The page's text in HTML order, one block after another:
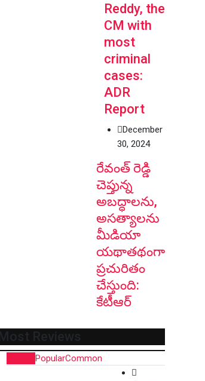
Reddy, the
CM with
most
criminal
cases:
ADR
Report
December
30, 2024
రేవంత్ రెడ్డి
చెప్తున్న
అబద్ధాలను,
అసత్యాలను
మీడియా
యథాతథంగా
ప్రచురితం
చేస్తుంది:
కేటీఆర్
Most Reviews
PopularCommon